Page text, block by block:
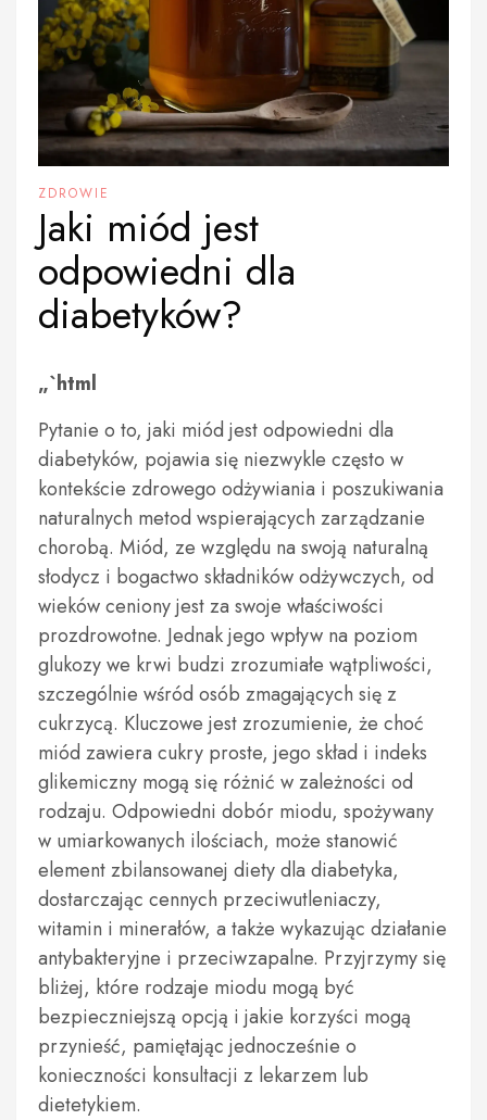
ZDROWIE
Jaki miód jest
odpowiedni dla
diabetyków?
„`html
Pytanie o to, jaki miód jest odpowiedni dla
diabetyków, pojawia się niezwykle często w
kontekście zdrowego odżywiania i poszukiwania
naturalnych metod wspierających zarządzanie
chorobą. Miód, ze względu na swoją naturalną
słodycz i bogactwo składników odżywczych, od
wieków ceniony jest za swoje właściwości
prozdrowotne. Jednak jego wpływ na poziom
glukozy we krwi budzi zrozumiałe wątpliwości,
szczególnie wśród osób zmagających się z
cukrzycą. Kluczowe jest zrozumienie, że choć
miód zawiera cukry proste, jego skład i indeks
glikemiczny mogą się różnić w zależności od
rodzaju. Odpowiedni dobór miodu, spożywany
w umiarkowanych ilościach, może stanowić
element zbilansowanej diety dla diabetyka,
dostarczając cennych przeciwutleniaczy,
witamin i minerałów, a także wykazując działanie
antybakteryjne i przeciwzapalne. Przyjrzymy się
bliżej, które rodzaje miodu mogą być
bezpieczniejszą opcją i jakie korzyści mogą
przynieść, pamiętając jednocześnie o
konieczności konsultacji z lekarzem lub
dietetykiem.